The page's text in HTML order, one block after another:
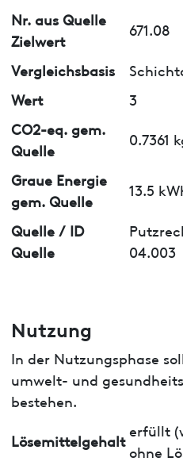
Nr. aus Quelle
Zielwert
671.08
Vergleichsbasis
Wert
3
CO2-eq. gem.
Quelle
0.7361
Graue Energie
gem. Quelle
13.5
Quelle / ID
Quelle
04.003
Nutzung
In der Nutzungsphase
umwelt- und
bestehen.
Lösemittelgehalt
erfüllt
ohne